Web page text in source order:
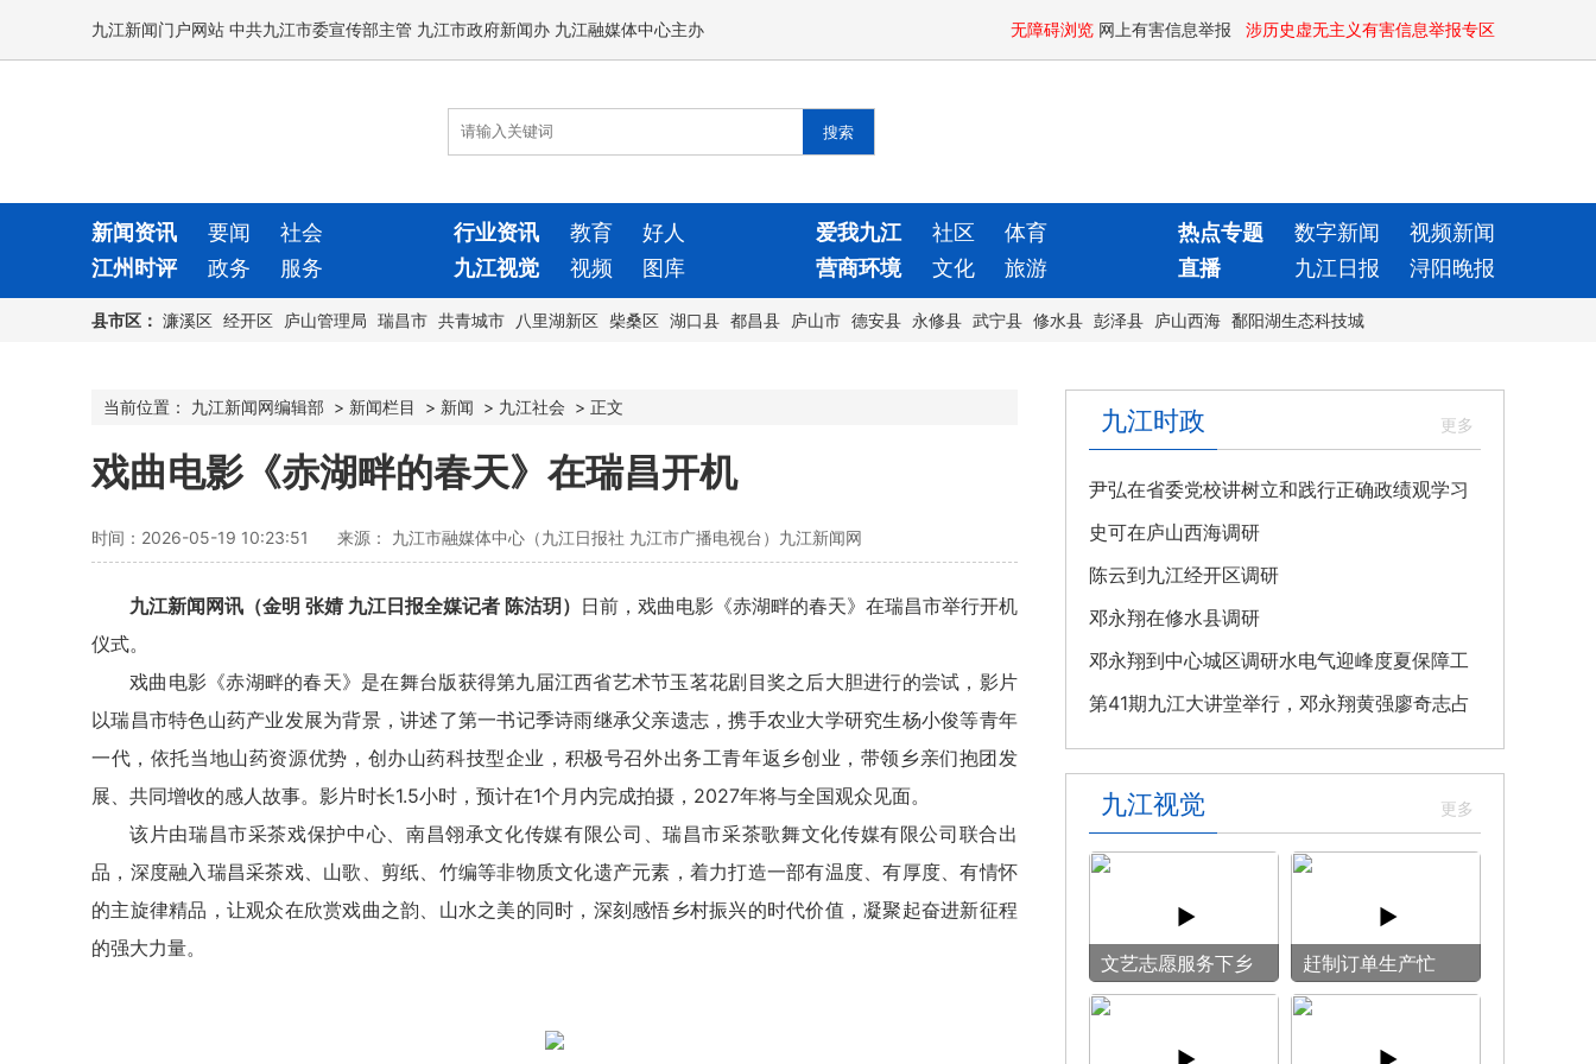
九江新闻门户网站 中共九江市委宣传部主管 九江市政府新闻办 九江融媒体中心主办 无障碍浏览 网上有害信息举报 涉历史虚无主义有害信息举报专区
新闻资讯 要闻 社会 行业资讯 教育 好人 爱我九江 社区 体育 热点专题 数字新闻
视频新闻
江州时评
政务 服务 九江视觉 视频 图库 营商环境 文化 旅游 直播 九江日报 浔阳晚报
县市区： 濂溪区 经开区 庐山管理局 瑞昌市 共青城市 八里湖新区 柴桑区 湖口县 都昌县 庐山市 德安县 永修县 武宁县 修水县 彭泽县 庐山西海 鄱阳湖生态科技城
当前位置： 九江新闻网编辑部 > 新闻栏目 > 新闻 > 九江社会 > 正文
戏曲电影《赤湖畔的春天》在瑞昌开机
时间：2026-05-19 10:23:51 来源： 九江市融媒体中心（九江日报社 九江市广播电视台）九江新闻网
九江新闻网讯（金明 张婧 九江日报全媒记者 陈沽玥） 日前，戏曲电影《赤湖畔的春天》在瑞昌市举行开机
仪式。
戏曲电影《赤湖畔的春天》是在舞台版获得第九届江西省艺术节玉茗花剧目奖之后大胆进行的尝试，影片
以瑞昌市特色山药产业发展为背景，讲述了第一书记季诗雨继承父亲遗志，携手农业大学研究生杨小俊等青年
一代，依托当地山药资源优势，创办山药科技型企业，积极号召外出务工青年返乡创业，带领乡亲们抱团发
展、共同增收的感人故事。影片时长1.5小时，预计在1个月内完成拍摄，2027年将与全国观众见面。
该片由瑞昌市采茶戏保护中心、南昌翎承文化传媒有限公司、瑞昌市采茶歌舞文化传媒有限公司联合出
品，深度融入瑞昌采茶戏、山歌、剪纸、竹编等非物质文化遗产元素，着力打造一部有温度、有厚度、有情怀
的主旋律精品，让观众在欣赏戏曲之韵、山水之美的同时，深刻感悟乡村振兴的时代价值，凝聚起奋进新征程
的强大力量。
九江时政
尹弘在省委党校讲树立和践行正确政绩观学习
教育专题党课
史可在庐山西海调研
陈云到九江经开区调研
邓永翔在修水县调研
邓永翔到中心城区调研水电气迎峰度夏保障工
作
第41期九江大讲堂举行，邓永翔黄强廖奇志占
勇出席
九江视觉
文艺志愿服务下乡
用镜头记录乡村笑
赶制订单生产忙